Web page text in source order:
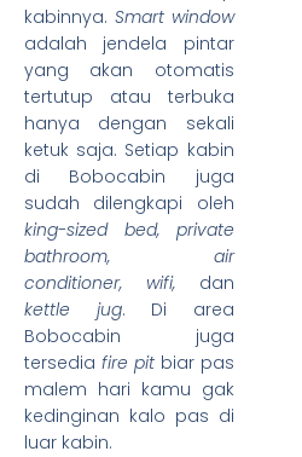
kabinnya. Smart window
adalah jendela pintar
yang akan otomatis
tertutup atau terbuka
hanya dengan sekali
ketuk saja. Setiap kabin
di Bobocabin juga
sudah dilengkapi oleh
king-sized bed, private
bathroom, air
conditioner, wifi, dan
kettle jug. Di area
Bobocabin juga
tersedia fire pit biar pas
malem hari kamu gak
kedinginan kalo pas di
luar kabin.